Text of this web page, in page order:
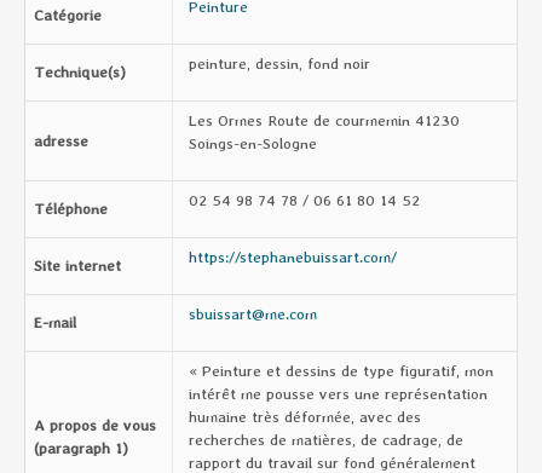
Catégorie Peinture
Technique(s) peinture, dessin, fond noir
adresse
Les Ormes Route de courmemin 41230
Soings-en-Sologne
Téléphone 02 54 98 74 78 / 06 61 80 14 52
Site internet https://stephanebuissart.com/
E-mail sbuissart@me.com
A propos de vous
(paragraph 1)
« Peinture et dessins de type figuratif, mon
intérêt me pousse vers une représentation
humaine très déformée, avec des
recherches de matières, de cadrage, de
rapport du travail sur fond généralement